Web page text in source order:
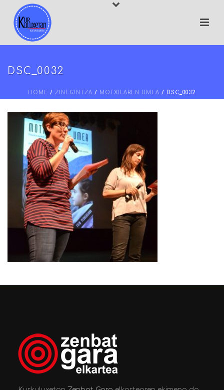
DSC_0032
HOME / ZINEGINTZA / MOTXILAREN UMEA / DSC_0032